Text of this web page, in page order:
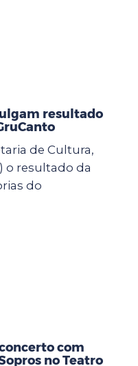
resultado
de Cultura,
o resultado da
do
com
no Teatro